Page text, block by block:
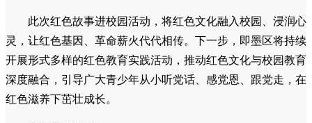
此次红色故事进校园活动，将红色文化融入校园、浸润心
灵，让红色基因、革命薪火代代相传。下一步，即墨区将持续
开展形式多样的红色教育实践活动，推动红色文化与校园教育
深度融合，引导广大青少年从小听党话、感党恩、跟党走，在
红色滋养下茁壮成长。